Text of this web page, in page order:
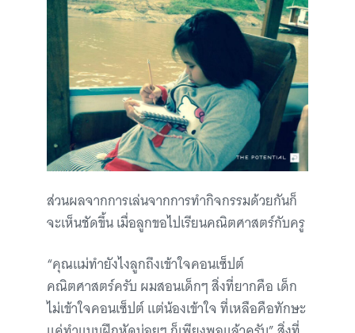
ส่วนผลจากการเล่นจากการทำกิจกรรมด้วยกันก็
จะเห็นชัดขึ้น เมื่อลูกขอไปเรียนคณิตศาสตร์กับครู
“คุณแม่ทำยังไงลูกถึงเข้าใจคอนเซ็ปต์
คณิตศาสตร์ครับ ผมสอนเด็กๆ สิ่งที่ยากคือ เด็ก
ไม่เข้าใจคอนเซ็ปต์ แต่น้องเข้าใจ ที่เหลือคือทักษะ